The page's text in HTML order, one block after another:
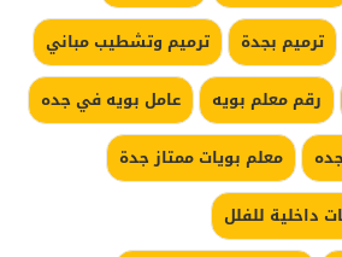
ترميم بجدة
ترميم وتشطيب مباني
رقم معلم بويه
عامل بويه في جده
معلم بويات ممتاز جدة
داخلية للفلل